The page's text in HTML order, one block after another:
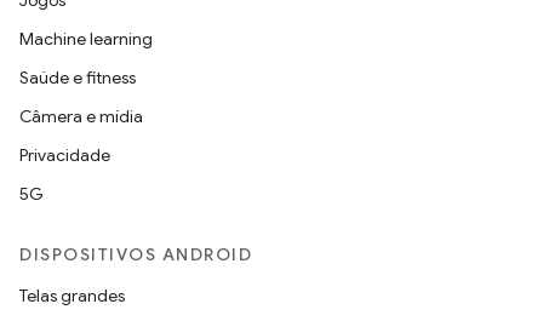
Machine learning
Saúde e fitness
Câmera e mídia
Privacidade
5G
DISPOSITIVOS ANDROID
Telas grandes